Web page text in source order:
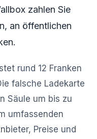
zahlen Sie
an öffentlichen
rund 12 Franken
falsche Ladekarte
Säule um bis zu
umfassenden
Preise und